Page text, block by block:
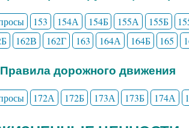
153 154А 154Б 155А 155Б
162В 162Г 163 164А 164Б 165
Правила дорожного движения
172А 172Б 173А 173Б 174А